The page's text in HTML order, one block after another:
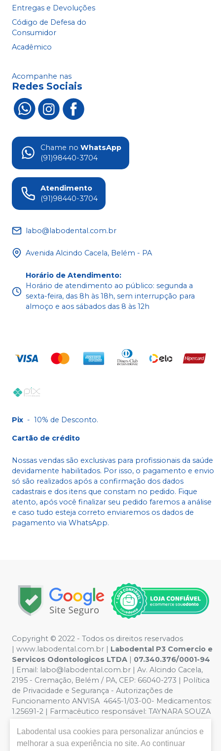
Entregas e Devoluções
Código de Defesa do
Consumidor
Acadêmico
Acompanhe nas
Redes Sociais
Chame no WhatsApp
(91)98440-3704
Atendimento
(91)98440-3704
labo@labodental.com.br
Avenida Alcindo Cacela, Belém - PA
Horário de Atendimento:
Horário de atendimento ao público: segunda a
sexta-feira, das 8h às 18h, sem interrupção para
almoço e aos sábados das 8 às 12h
Pix - 10% de Desconto.
Cartão de crédito
Nossas vendas são exclusivas para profissionais da saúde
devidamente habilitados. Por isso, o pagamento e envio
só são realizados após a confirmação dos dados
cadastrais e dos itens que constam no pedido. Fique
atento, após você finalizar seu pedido faremos a análise
e caso tudo esteja correto enviaremos os dados de
pagamento via WhatsApp.
Copyright © 2022 - Todos os direitos reservados
| www.labodental.com.br | Labodental P3 Comercio e
Servicos Odontologicos LTDA | 07.340.376/0001-94
| Email: labo@labodental.com.br | Av. Alcindo Cacela,
2195 - Cremação, Belém / PA, CEP: 66040-273 | Política
de Privacidade e Segurança - Autorizações de
Funcionamento ANVISA 4645-1/03-00- Medicamentos:
1.25691-2 | Farmacêutico responsável: TAYNARA SOUZA
MIRANDA. CRF/PA nº 6965 |
Segurança - Fotos meramente ilustrativas - Os preços e
condições da loja virtual estão sujeitos a alterações. Em
Labodental usa cookies para personalizar anúncios e
melhorar a sua experiência no site. Ao continuar